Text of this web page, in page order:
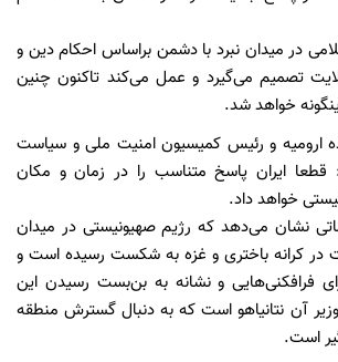
در میدان نبرد با دشمن ‏براساس احکام دین و
تصمیم می‌گیرد و عمل می‌کند تاکنون چنین
خواهد شد.
ارومیه و رئیس کمیسیون امنیت ملی و سیاست
ایران پاسخ متناسب را در زمان و مکان
خواهد داد.
نشان می‌دهد که رژیم صهیونیستی در میدان
در کرانه باختری و غزه به شکست رسیده است و
فرافکنی‌هایی و نشانه به بن‌بست رسیدن این
آن نتانیاهو است که به دنبال گسترش منطقه
است.